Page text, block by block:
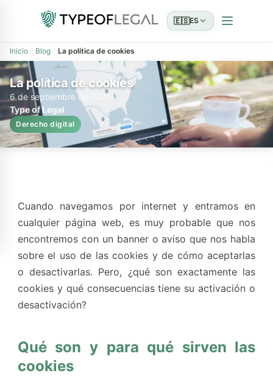
🇪🇸ES
Inicio Blog La política de cookies
La política de cookies
6 de septiembre de 2021
Type of Legal
Derecho digital
Cuando navegamos por internet y entramos en
cualquier página web, es muy probable que nos
encontremos con un banner o aviso que nos habla
sobre el uso de las cookies y de cómo aceptarlas
o desactivarlas. Pero, ¿qué son exactamente las
cookies y qué consecuencias tiene su activación o
desactivación?
Qué son y para qué sirven las
cookies